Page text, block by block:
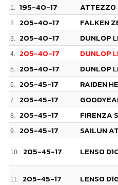
# ยี่ห้อ
1. 195-40-17 ATTEZZO
2. 205-40-17 FALKEN
3. 205-40-17 DUNLOP
4. 205-40-17 DUNLOP
5. 205-40-17 DUNLOP
6. 205-45-17 RAIDEN
7. 205-45-17
8. 205-45-17 FIRENZA
9. 205-45-17 SAILUN
10. 205-45-17 LENSO
11. 205-45-17 LENSO